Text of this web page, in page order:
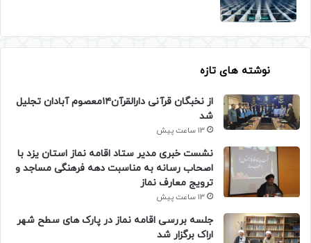
نوشته های تازه
از نخبگان قرآنی دارالقرآن۱۴معصوم آبادان تجلیل
شد
13 ساعت پیش
نشست خبری مدیر ستاد اقامه نماز استان یزد با
اصحاب رسانه به مناسبت دهه فرهنگی مساجد و
ترویج معارف نماز
13 ساعت پیش
جلسه بررسی اقامه نماز در پارک های سطح شهر
اراک برگزار شد